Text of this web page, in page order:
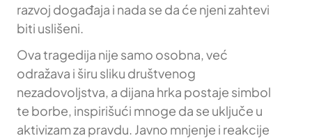
razvoj događaja i nada se da će njeni zahtevi
biti uslišeni.
Ova tragedija nije samo osobna, već
odražava i širu sliku društvenog
nezadovoljstva, a dijana hrka postaje simbol
te borbe, inspirišući mnoge da se uključe u
aktivizam za pravdu. Javno mnjenje i reakcije